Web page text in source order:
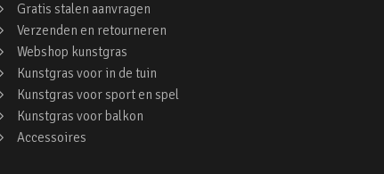
Gratis stalen aanvragen
Verzenden en retourneren
Webshop kunstgras
Kunstgras voor in de tuin
Kunstgras voor sport en spel
Kunstgras voor balkon
Accessoires